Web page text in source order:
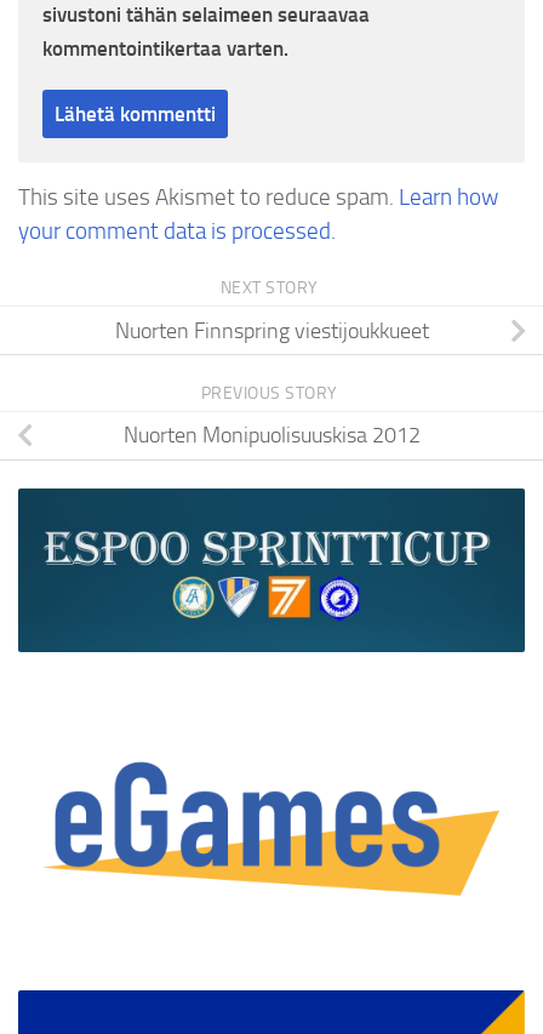
sivustoni tähän selaimeen seuraavaa
kommentointikertaa varten.
This site uses Akismet to reduce spam. Learn how
your comment data is processed.
NEXT STORY
Nuorten Finnspring viestijoukkueet
PREVIOUS STORY
Nuorten Monipuolisuuskisa 2012